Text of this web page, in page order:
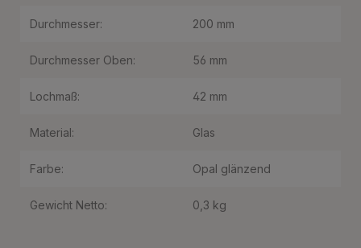
Durchmesser: 200 mm
Durchmesser Oben: 56 mm
Lochmaß: 42 mm
Material: Glas
Farbe: Opal glänzend
Gewicht Netto: 0,3 kg